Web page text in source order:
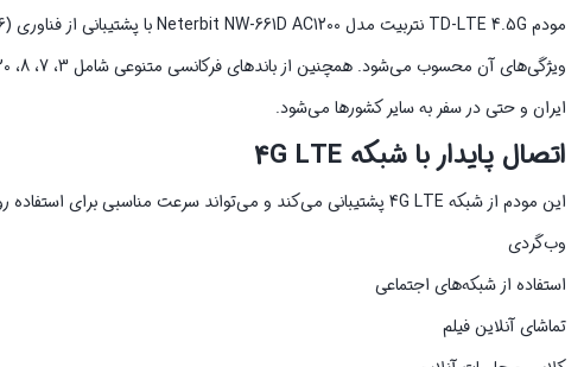
ایران و حتی در سفر به سایر کشورها می‌شود.
اتصال پایدار با شبکه 4G LTE
این مودم از شبکه 4G LTE پشتیبانی می‌کند و می‌تواند سرعت مناسبی برای استفاده روزمره در اختیار کاربران قرار دهد. اتصال پایدار این دستگاه برای فعالیت‌هایی مانند:
وب‌گردی
استفاده از شبکه‌های اجتماعی
تماشای آنلاین فیلم